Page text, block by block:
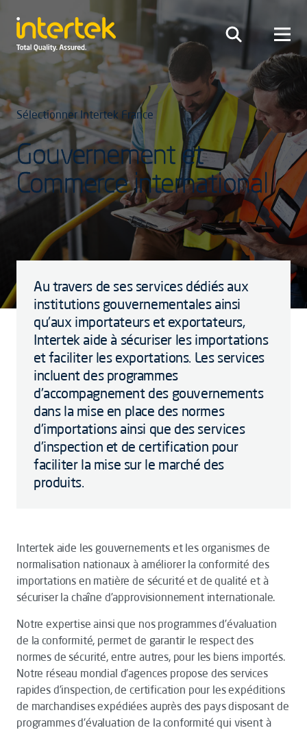
Sélectionner Intertek France
Gouvernement et
Commerce international
Au travers de ses services dédiés aux
institutions gouvernementales ainsi
qu'aux importateurs et exportateurs,
Intertek aide à sécuriser les importations
et faciliter les exportations. Les services
incluent des programmes
d'accompagnement des gouvernements
dans la mise en place des normes
d'importations ainsi que des services
d'inspection et de certification pour
faciliter la mise sur le marché des
produits.
Intertek aide les gouvernements et les organismes de
normalisation nationaux à améliorer la conformité des
importations en matière de sécurité et de qualité et à
sécuriser la chaîne d’approvisionnement internationale.
Notre expertise ainsi que nos programmes d’évaluation
de la conformité, permet de garantir le respect des
normes de sécurité, entre autres, pour les biens importés.
Notre réseau mondial d’agences propose des services
rapides d’inspection, de certification pour les expéditions
de marchandises expédiées auprès des pays disposant de
programmes d'évaluation de la conformité qui visent à